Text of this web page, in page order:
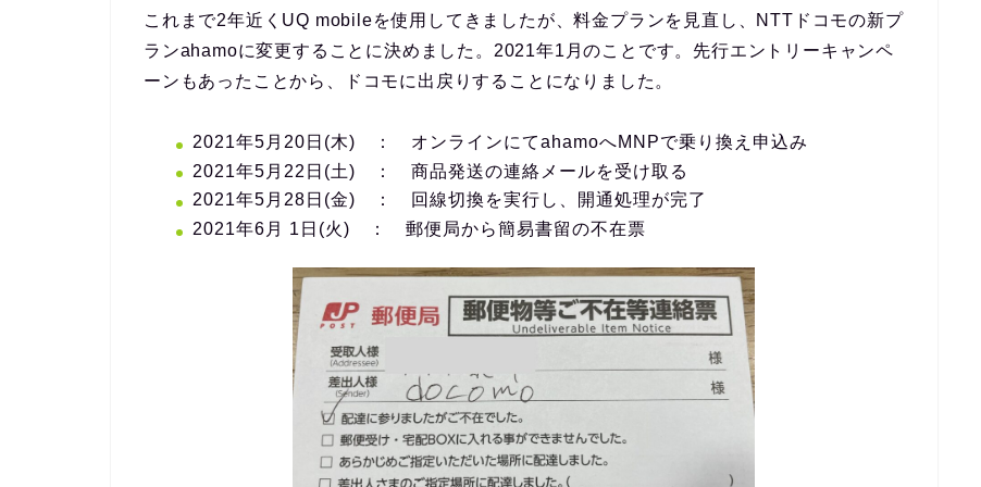
これまで2年近くUQ mobileを使用してきましたが、料金プランを見直し、NTTドコモの新プ
ランahamoに変更することに決めました。2021年1月のことです。先行エントリーキャンペ
ーンもあったことから、ドコモに出戻りすることになりました。
2021年5月20日(木) ： オンラインにてahamoへMNPで乗り換え申込み
2021年5月22日(土) ： 商品発送の連絡メールを受け取る
2021年5月28日(金) ： 回線切換を実行し、開通処理が完了
2021年6月 1日(火) ： 郵便局から簡易書留の不在票